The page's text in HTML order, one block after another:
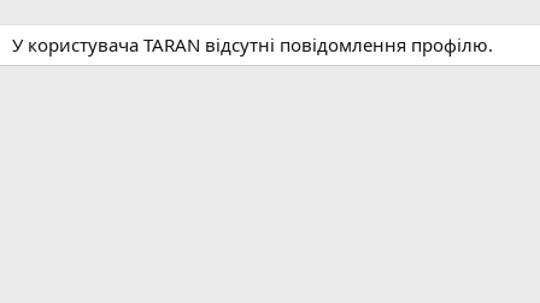
У користувача TARAN відсутні повідомлення профілю.